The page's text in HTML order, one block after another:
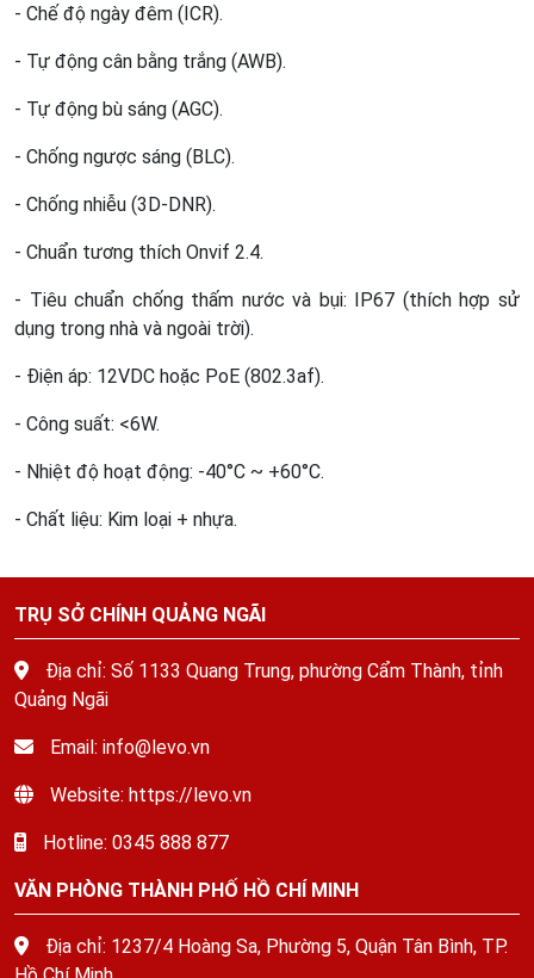
- Chế độ ngày đêm (ICR).
- Tự động cân bằng trắng (AWB).
- Tự động bù sáng (AGC).
- Chống ngược sáng (BLC).
- Chống nhiễu (3D-DNR).
- Chuẩn tương thích Onvif 2.4.
- Tiêu chuẩn chống thấm nước và bụi: IP67 (thích hợp sử
dụng trong nhà và ngoài trời).
- Điện áp: 12VDC hoặc PoE (802.3af).
- Công suất: <6W.
- Nhiệt độ hoạt động: -40°C ~ +60°C.
- Chất liệu: Kim loại + nhựa.
TRỤ SỞ CHÍNH QUẢNG NGÃI
Địa chỉ: Số 1133 Quang Trung, phường Cẩm Thành, tỉnh
Quảng Ngãi
Email: info@levo.vn
Website: https://levo.vn
Hotline: 0345 888 877
VĂN PHÒNG THÀNH PHỐ HỒ CHÍ MINH
Địa chỉ: 1237/4 Hoàng Sa, Phường 5, Quận Tân Bình, TP.